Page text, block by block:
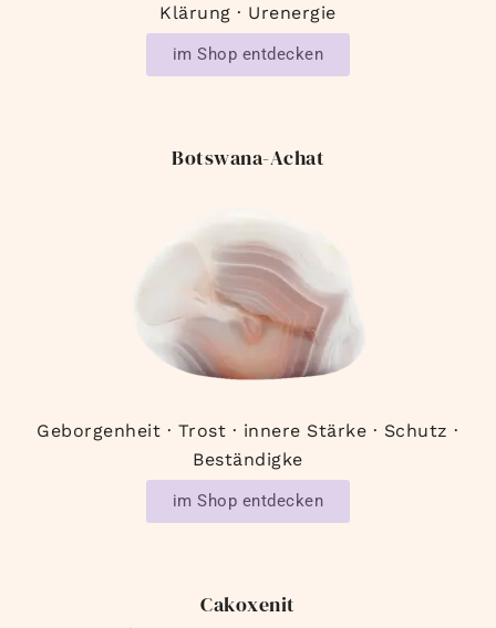
Klärung · Urenergie
im Shop entdecken
Botswana-Achat
Geborgenheit · Trost · innere Stärke · Schutz ·
Beständigke
im Shop entdecken
Cakoxenit